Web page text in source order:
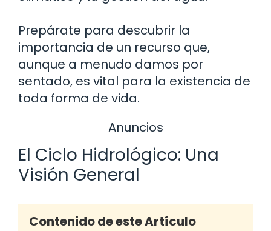
Prepárate para descubrir la
importancia de un recurso que,
aunque a menudo damos por
sentado, es vital para la existencia de
toda forma de vida.
Anuncios
El Ciclo Hidrológico: Una
Visión General
Contenido de este Artículo